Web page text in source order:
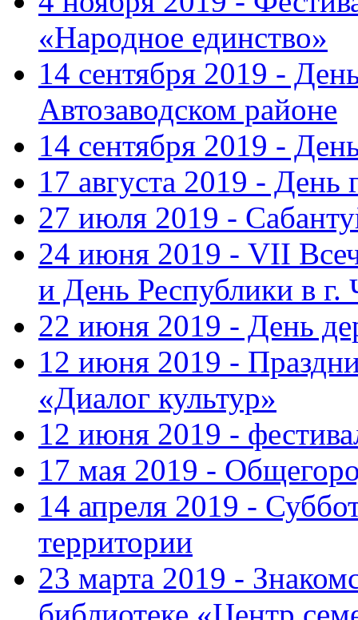
«Народное единство»
14 сентября 2019 -
Автозаводском районе
14 сентября 2019 -
17 августа 2019 -
27 июля 2019 -
24 июня 2019 - VII
и День Республики в г.
22 июня 2019 - День
12 июня 2019 -
«Диалог культур»
12 июня 2019 -
17 мая 2019 -
14 апреля 2019 -
территории
23 марта 2019 -